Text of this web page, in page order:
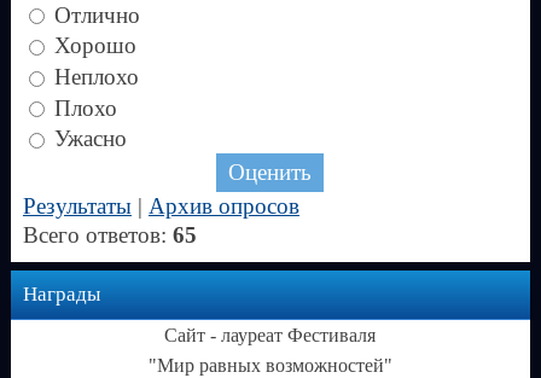
Отлично
Хорошо
Неплохо
Плохо
Ужасно
Результаты| Архив опросов
Всего ответов: 65
Награды
Сайт - лауреат Фестиваля
"Мир равных возможностей"